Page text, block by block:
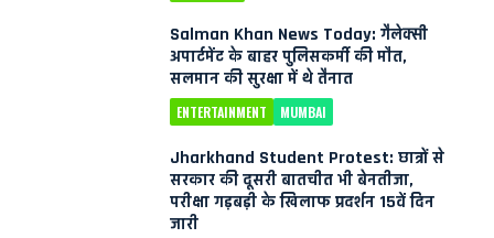
Salman Khan News Today: गैलेक्सी
अपार्टमेंट के बाहर पुलिसकर्मी की मौत,
सलमान की सुरक्षा में थे तैनात
ENTERTAINMENT MUMBAI
Jharkhand Student Protest: छात्रों से
सरकार की दूसरी बातचीत भी बेनतीजा,
परीक्षा गड़बड़ी के खिलाफ प्रदर्शन 15वें दिन
जारी